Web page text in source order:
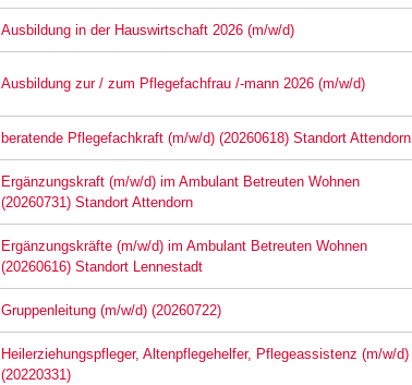
Ausbildung in der Hauswirtschaft 2026 (m/w/d)
Ausbildung zur / zum Pflegefachfrau /-mann 2026 (m/w/d)
beratende Pflegefachkraft (m/w/d) (20260618) Standort Attendorn
Ergänzungskraft (m/w/d) im Ambulant Betreuten Wohnen
(20260731) Standort Attendorn
Ergänzungskräfte (m/w/d) im Ambulant Betreuten Wohnen
(20260616) Standort Lennestadt
Gruppenleitung (m/w/d) (20260722)
Heilerziehungspfleger, Altenpflegehelfer, Pflegeassistenz (m/w/d)
(20220331)